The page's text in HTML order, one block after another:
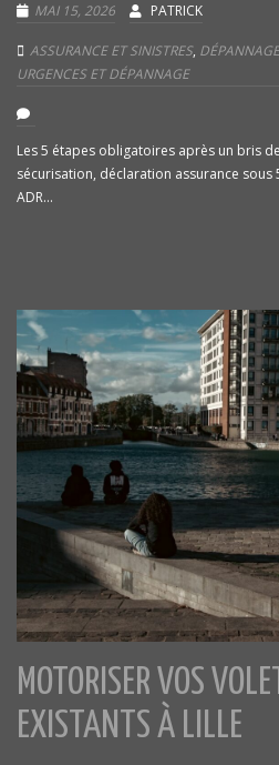
MAI 15, 2026 PATRICK
ASSURANCE ET SINISTRES,
URGENCES ET DÉPANNAGE
Les 5 étapes obligatoires après un bris
sécurisation, déclaration assurance
ADR...
MOTORISER VOS
EXISTANTS À LILLE